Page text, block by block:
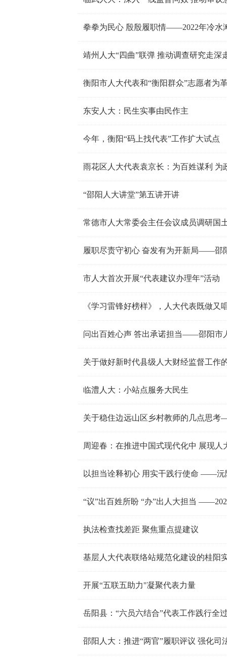
拳拳为民心 殷殷履职情——2022年冷水
靖州人大“四曲”联弹 推动调查研究走深
衡阳市人大代表和“衡阳群众”志愿者为
东安人大：民生实事由民作主
今年，衡阳“码上找代表”工作扩大试点
雨花区人大代表袁京长：为百姓谋利 为
“邵阳人大讲堂”第五讲开讲
常德市人大常委会主任会议成员调研国
履职尽责守初心 奋发有为开新局——邵
市人大首次开展“代表建议办理年”活动
《学习雷锋好榜样》，人大代表既做又
问出百姓心声 答出承诺担当——邵阳市
关于做好新时代县级人大财经监督工作
临澧人大：小站点服务大民生
关于稳住边远山区乡村教师的几点思
周迎春：在推进中国式现代化中 展现人
以担当诠释初心 用实干践行使命 ——沅
执法检查找差距 聚焦重点提建议
基层人大代表联络站规范化建设的桂阳
开展“五联五助力"凝聚代表力量
岳阳县：“六员六结合”代表工作践行全
邵阳人大：推进“两官”履职评议 强化司